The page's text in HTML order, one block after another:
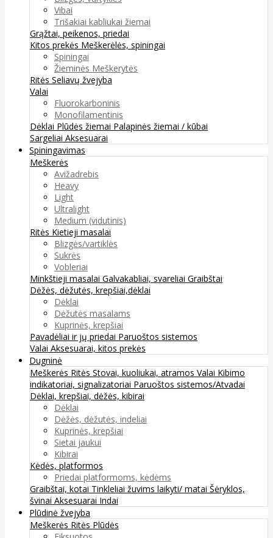
Vibai
Trišakiai kabliukai žiemai
Grąžtai, peikenos, priedai
Kitos prekės Meškerėlės, spiningai
Spiningai
Žieminės Meškerytės
Ritės Seliavų žvejyba
Valai
Fluorokarboninis
Monofilamentinis
Dėklai Plūdės žiemai Palapinės žiemai / kūbai
Sargeliai Aksesuarai
Spiningavimas
Meškerės
Avižadrebis
Heavy
Light
Ultralight
Medium (vidutinis)
Ritės Kietieji masalai
Blizgės/vartiklės
Sukrės
Vobleriai
Minkštieji masalai Galvakabliai, svareliai Graibštai
Dėžės, dėžutės, krepšiai,dėklai
Dėklai
Dėžutės masalams
Kuprinės, krepšiai
Pavadėliai ir jų priedai Paruoštos sistemos
Valai Aksesuarai, kitos prekės
Dugninė
Meškerės Ritės Stovai, kuoliukai, atramos Valai Kibimo
indikatoriai, signalizatoriai Paruoštos sistemos/Atvadai
Dėklai, krepšiai, dėžės, kibirai
Dėklai
Dėžės, dėžutės, indeliai
Kuprinės, krepšiai
Sietai jaukui
Kibirai
Kėdės, platformos
Priedai platformoms, kėdėms
Graibštai, kotai Tinkleliai žuvims laikyti/ matai Šėryklos,
švinai Aksesuarai Indai
Plūdinė žvejyba
Meškerės Ritės Plūdės